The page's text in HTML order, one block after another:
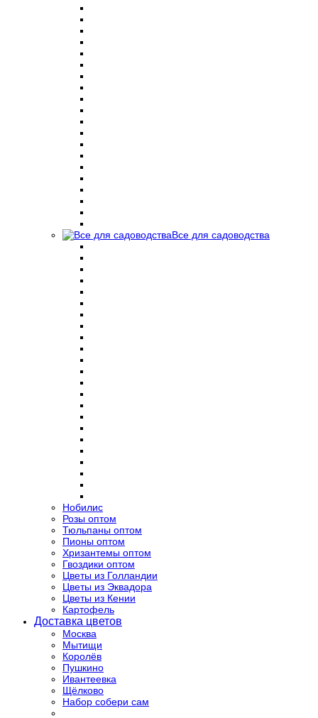
Все для садоводства
Нобилис
Розы оптом
Тюльпаны оптом
Пионы оптом
Хризантемы оптом
Гвоздики оптом
Цветы из Голландии
Цветы из Эквадора
Цветы из Кении
Картофель
Доставка цветов
Москва
Мытищи
Королёв
Пушкино
Ивантеевка
Щёлково
Набор собери сам